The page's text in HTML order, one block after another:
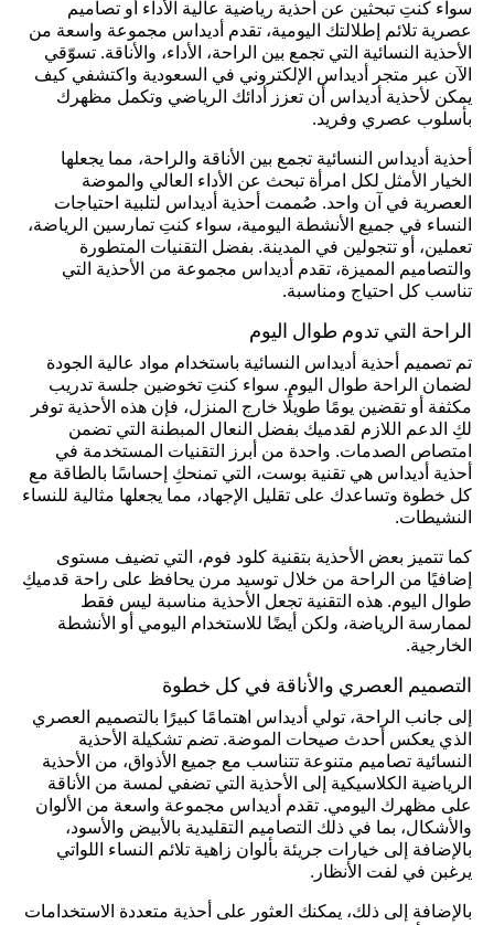
سواء كنتِ تبحثين عن أحذية رياضية عالية الأداء أو تصاميم
عصرية تلائم إطلالتك اليومية، تقدم أديداس مجموعة واسعة من
الأحذية النسائية التي تجمع بين الراحة، الأداء، والأناقة. تسوّقي
الآن عبر متجر أديداس الإلكتروني في السعودية واكتشفي كيف
يمكن لأحذية أديداس أن تعزز أدائك الرياضي وتكمل مظهرك
بأسلوب عصري وفريد.
أحذية أديداس النسائية تجمع بين الأناقة والراحة، مما يجعلها
الخيار الأمثل لكل امرأة تبحث عن الأداء العالي والموضة
العصرية في آن واحد. صُممت أحذية أديداس لتلبية احتياجات
النساء في جميع الأنشطة اليومية، سواء كنتِ تمارسين الرياضة،
تعملين، أو تتجولين في المدينة. بفضل التقنيات المتطورة
والتصاميم المميزة، تقدم أديداس مجموعة من الأحذية التي
تناسب كل احتياج ومناسبة.
الراحة التي تدوم طوال اليوم
تم تصميم أحذية أديداس النسائية باستخدام مواد عالية الجودة
لضمان الراحة طوال اليوم. سواء كنتِ تخوضين جلسة تدريب
مكثفة أو تقضين يومًا طويلًا خارج المنزل، فإن هذه الأحذية توفر
لكِ الدعم اللازم لقدميك بفضل النعال المبطنة التي تضمن
امتصاص الصدمات. واحدة من أبرز التقنيات المستخدمة في
أحذية أديداس هي تقنية بوست، التي تمنحكِ إحساسًا بالطاقة مع
كل خطوة وتساعدك على تقليل الإجهاد، مما يجعلها مثالية للنساء
النشيطات.
كما تتميز بعض الأحذية بتقنية كلود فوم، التي تضيف مستوى
إضافيًا من الراحة من خلال توسيد مرن يحافظ على راحة قدميكِ
طوال اليوم. هذه التقنية تجعل الأحذية مناسبة ليس فقط
لممارسة الرياضة، ولكن أيضًا للاستخدام اليومي أو الأنشطة
الخارجية.
التصميم العصري والأناقة في كل خطوة
إلى جانب الراحة، تولي أديداس اهتمامًا كبيرًا بالتصميم العصري
الذي يعكس أحدث صيحات الموضة. تضم تشكيلة الأحذية
النسائية تصاميم متنوعة تتناسب مع جميع الأذواق، من الأحذية
الرياضية الكلاسيكية إلى الأحذية التي تضفي لمسة من الأناقة
على مظهرك اليومي. تقدم أديداس مجموعة واسعة من الألوان
والأشكال، بما في ذلك التصاميم التقليدية بالأبيض والأسود،
بالإضافة إلى خيارات جريئة بألوان زاهية تلائم النساء اللواتي
يرغبن في لفت الأنظار.
بالإضافة إلى ذلك، يمكنك العثور على أحذية متعددة الاستخدامات